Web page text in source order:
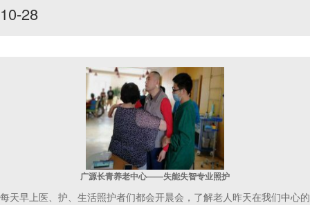
10-28
广源长青养老中心——失能失智专业照护
每天早上医、护、生活照护者们都会开晨会，了解老人昨天在我们中心的